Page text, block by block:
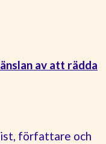
av att rädda
författare och